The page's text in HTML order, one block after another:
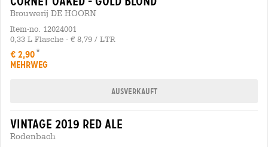
Brouwerij DE HOORN
Item-no. 12024001
0,33 L Flasche - € 8,79 / LTR
€ 2,90
MEHRWEG
Ausverkauft
vintage 2019 red ale
Rodenbach